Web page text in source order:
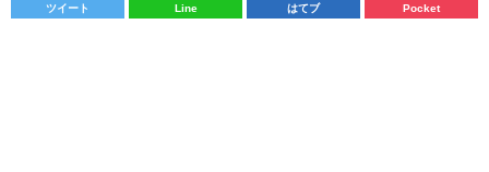
ツイート Line はてブ Pocket